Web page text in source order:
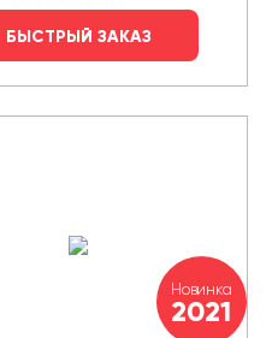
БЫСТРЫЙ ЗАКАЗ
Новинка
2021